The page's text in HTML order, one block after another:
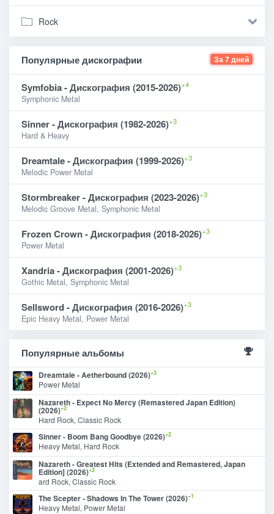
Rock
Популярные дискографии За 7 дней
Symfobia - Дискография (2015-2026)+4
Symphonic Metal
Sinner - Дискография (1982-2026)+3
Hard & Heavy
Dreamtale - Дискография (1999-2026)+3
Melodic Power Metal
Stormbreaker - Дискография (2023-2026)+3
Melodic Groove Metal, Symphonic Metal
Frozen Crown - Дискография (2018-2026)+3
Power Metal
Xandria - Дискография (2001-2026)+3
Gothic Metal, Symphonic Metal
Sellsword - Дискография (2016-2026)+3
Epic Heavy Metal, Power Metal
Популярные альбомы
Dreamtale - Aetherbound (2026)+3
Power Metal
Nazareth - Expect No Mercy (Remastered Japan Edition)
(2026)+2
Hard Rock, Classic Rock
Sinner - Boom Bang Goodbye (2026)+2
Heavy Metal, Hard Rock
Nazareth - Greatest Hits (Extended and Remastered, Japan
Edition] (2026)+2
ard Rock, Classic Rock
The Scepter - Shadows In The Tower (2026)+1
Heavy Metal, Power Metal